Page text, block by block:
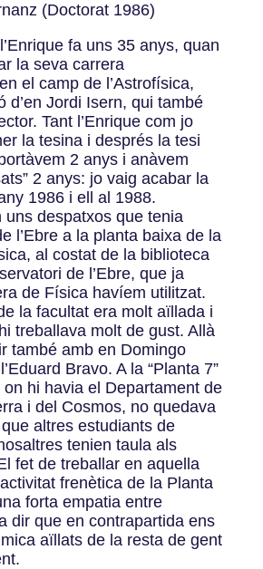
(Doctorat 1986)
fa uns 35 anys, quan
la seva carrera
el camp de l’Astrofísica,
d’en Jordi Isern, qui també
Tant l’Enrique com jo
la tesina i després la tesi
2 anys i anàvem
2 anys: jo vaig acabar la
1986 i ell al 1988.
uns despatxos que tenia
l’Ebre a la planta baixa de la
al costat de la biblioteca
de l’Ebre, que ja
de Física havíem utilitzat.
la facultat era molt aïllada i
treballava molt de gust. Allà
també amb en Domingo
Bravo. A la “Planta 7”
hi havia el Departament de
i del Cosmos, no quedava
altres estudiants de
tenien taula als
fet de treballar en aquella
frenètica de la Planta
forta empatia entre
dir que en contrapartida ens
aïllats de la resta de gent